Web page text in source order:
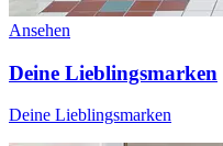
Ansehen
Deine Lieblingsmarken
Deine Lieblingsmarken